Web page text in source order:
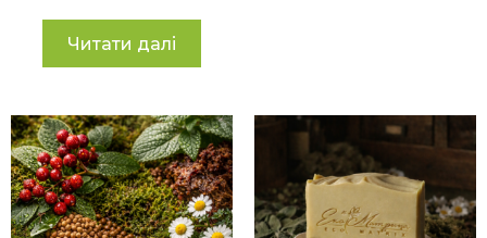
Читати далі